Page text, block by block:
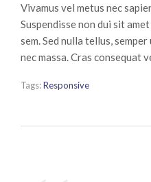
Vivamus vel metus nec
Suspendisse non dui sit
sem. Sed nulla tellus,
nec massa. Cras consequat
Tags:Responsive